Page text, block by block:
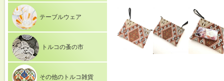
テーブルウェア
トルコの蚤の市
その他のトルコ雑貨